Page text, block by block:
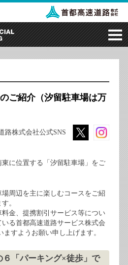
ご紹介（汐留駐車場は万
路株式会社公式SNS
に位置する「汐留駐車場」をご
周辺を主に楽しむコースをご紹
。
金、提携割引サービス等につい
る首都高速道路サービス株式会
すようお願い申し上げます。
６「パーキング×徒歩」で